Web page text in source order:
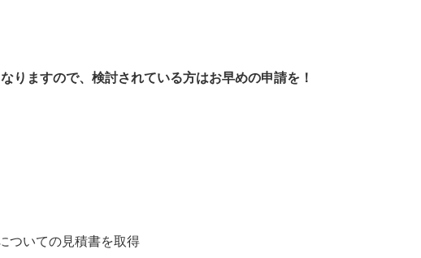
りますので、検討されている方はお早めの申請を！
ついての見積書を取得